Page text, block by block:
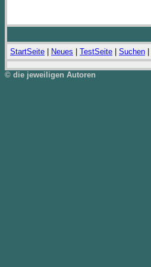
StartSeite Neues TestSeite Suchen
© die jeweiligen Autoren